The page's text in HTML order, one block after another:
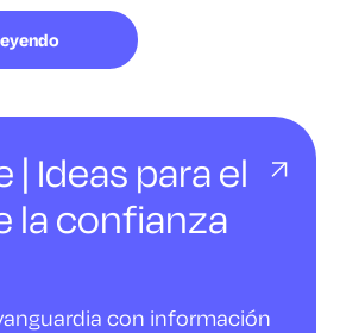
| Ideas para el
la confianza
con información